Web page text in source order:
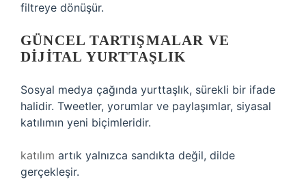
filtreye dönüşür.
GÜNCEL TARTIŞMALAR VE
DIJITAL YURTTAŞLIK
Sosyal medya çağında yurttaşlık, sürekli bir ifade
halidir. Tweetler, yorumlar ve paylaşımlar, siyasal
katılımın yeni biçimleridir.
katılım artık yalnızca sandıkta değil, dilde
gerçekleşir.